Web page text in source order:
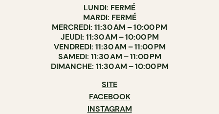
LUNDI: FERMÉ
MARDI: FERMÉ
MERCREDI: 11:30 AM – 10:00 PM
JEUDI: 11:30 AM – 10:00 PM
VENDREDI: 11:30 AM – 11:00 PM
SAMEDI: 11:30 AM – 11:00 PM
DIMANCHE: 11:30 AM – 10:00 PM
SITE
FACEBOOK
INSTAGRAM